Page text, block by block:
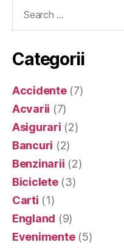
Categorii
Accidente(7)
Acvarii (7)
Asigurari (2)
Bancuri (2)
Benzinarii (2)
Biciclete(3)
Carti (1)
England (9)
Evenimente(5)